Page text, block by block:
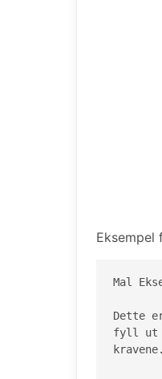
Eksempel
Mal
Dette
fyll ut
kravene.